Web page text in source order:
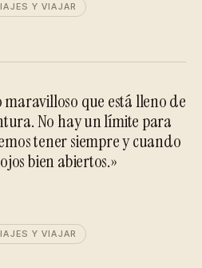
Y VIAJAR
que está lleno de
No hay un límite para
tener siempre y cuando
bien abiertos.»
Y VIAJAR